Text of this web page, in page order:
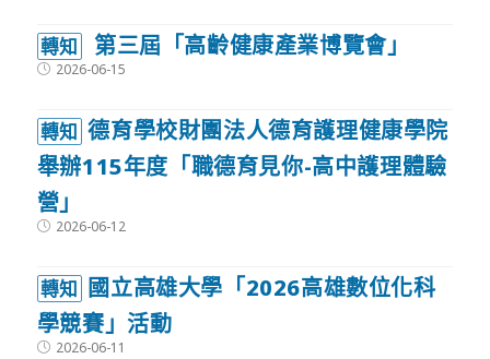
轉知 第三屆「高齡健康產業博覽會」
Post2026-06-15
轉知 德育學校財團法人德育護理健康學院
舉辦115年度「職德育見你-高中護理體驗
營」
Post2026-06-12
轉知 國立高雄大學「2026高雄數位化科
學競賽」活動
Post2026-06-11